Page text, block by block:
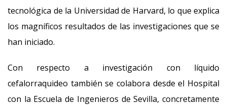
tecnológica de la Universidad de Harvard, lo que explica
los magníficos resultados de las investigaciones que se
han iniciado.
Con respecto a investigación con líquido
cefalorraquideo también se colabora desde el Hospital
con la Escuela de Ingenieros de Sevilla, concretamente